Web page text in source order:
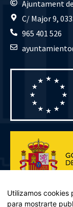
Ajuntament
C/ Major 9,
965 401 526
Utilizamos cookies
para mostrarte